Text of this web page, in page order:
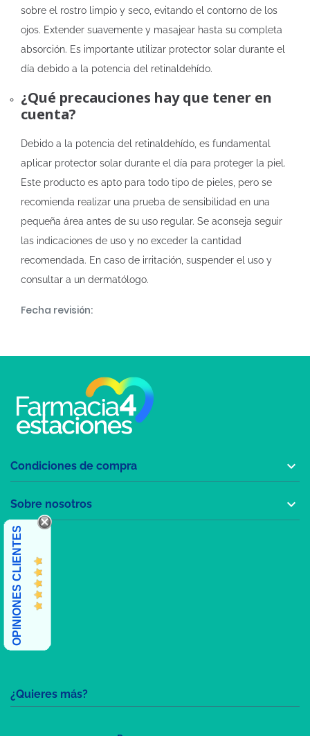
sobre el rostro limpio y seco, evitando el contorno de los
ojos. Extender suavemente y masajear hasta su completa
absorción. Es importante utilizar protector solar durante el
día debido a la potencia del retinaldehído.
¿Qué precauciones hay que tener en
cuenta?
Debido a la potencia del retinaldehído, es fundamental
aplicar protector solar durante el día para proteger la piel.
Este producto es apto para todo tipo de pieles, pero se
recomienda realizar una prueba de sensibilidad en una
pequeña área antes de su uso regular. Se aconseja seguir
las indicaciones de uso y no exceder la cantidad
recomendada. En caso de irritación, suspender el uso y
consultar a un dermatólogo.
Fecha revisión:
¿Quieres más?
Condiciones de compra 
Sobre nosotros 
OPINIONES CLIENTES